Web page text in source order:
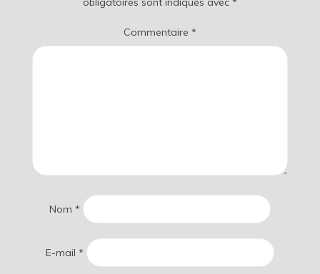
Commentaire *
Nom *
E-mail *